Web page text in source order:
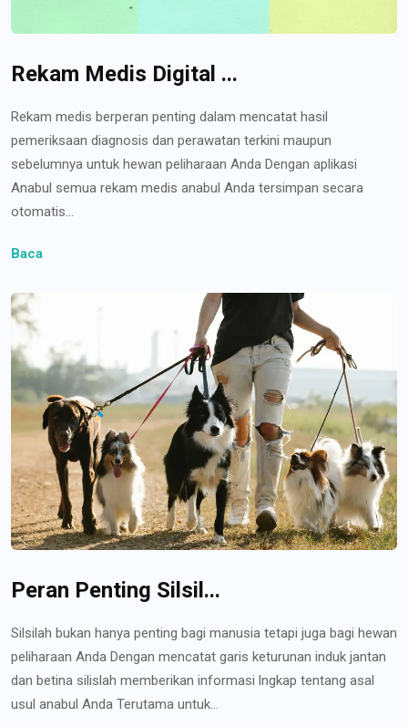
Rekam Medis Digital ...
Rekam medis berperan penting dalam mencatat hasil
pemeriksaan diagnosis dan perawatan terkini maupun
sebelumnya untuk hewan peliharaan Anda Dengan aplikasi
Anabul semua rekam medis anabul Anda tersimpan secara
otomatis...
Baca
Peran Penting Silsil...
Silsilah bukan hanya penting bagi manusia tetapi juga bagi hewan
peliharaan Anda Dengan mencatat garis keturunan induk jantan
dan betina silislah memberikan informasi lngkap tentang asal
usul anabul Anda Terutama untuk...